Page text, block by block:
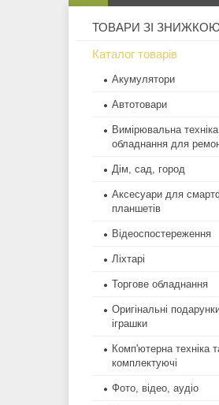
ТОВАРИ ЗІ
Каталог товарів
Акумулятори
Автотовари
Вимірювальна
обладнання для
Дім, сад, город
Аксесуари для
планшетів
Відеоспостереження
Ліхтарі
Торгове обладнання
Оригінальні
іграшки
Комп'ютерна техніка
комплектуючі
Фото, відео, аудіо